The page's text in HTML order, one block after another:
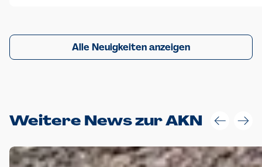
Alle Neuigkeiten anzeigen
Weitere News zur AKN